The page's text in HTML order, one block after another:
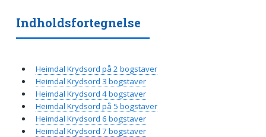
Indholdsfortegnelse
Heimdal Krydsord på 2 bogstaver
Heimdal Krydsord 3 bogstaver
Heimdal Krydsord 4 bogstaver
Heimdal Krydsord på 5 bogstaver
Heimdal Krydsord 6 bogstaver
Heimdal Krydsord 7 bogstaver